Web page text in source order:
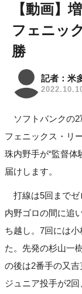
【動画】
フェニッ
勝
記者：米
ソフトバンクの2
フェニックス・リ
珠内野手が“監督体
届けします。
打線は5回までゼ
内野ゴロの間に追
ち越し。7回には
た。先発の杉山一
の後は2番手の又吉
ジュニア投手が2